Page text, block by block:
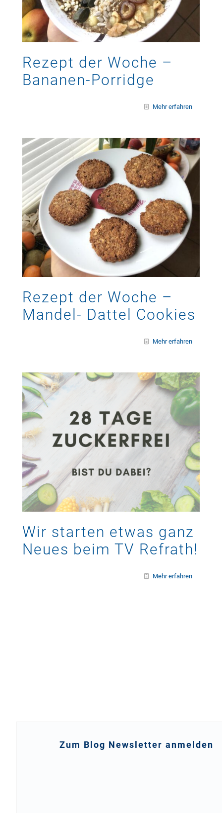
Rezept der Woche –
Bananen-Porridge
Mehr erfahren
Rezept der Woche –
Mandel- Dattel Cookies
Mehr erfahren
Wir starten etwas ganz
Neues beim TV Refrath!
Mehr erfahren
Zum Blog Newsletter anmelden